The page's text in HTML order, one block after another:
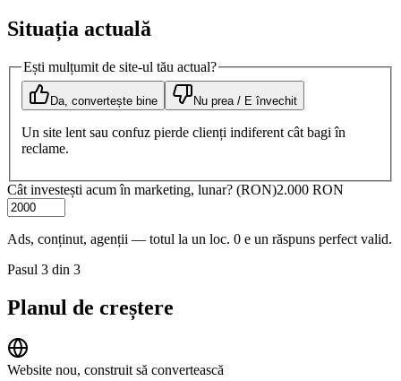
Situația actuală
Ești mulțumit de site-ul tău actual?
Da, convertește bine Nu prea / E învechit
Un site lent sau confuz pierde clienți indiferent cât bagi în
reclame.
Cât investești acum în marketing, lunar? (RON)2.000 RON
Ads, conținut, agenții — totul la un loc. 0 e un răspuns perfect valid.
Pasul 3 din 3
Planul de creștere
Website nou, construit să convertească